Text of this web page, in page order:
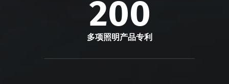
200
多项照明产品专利